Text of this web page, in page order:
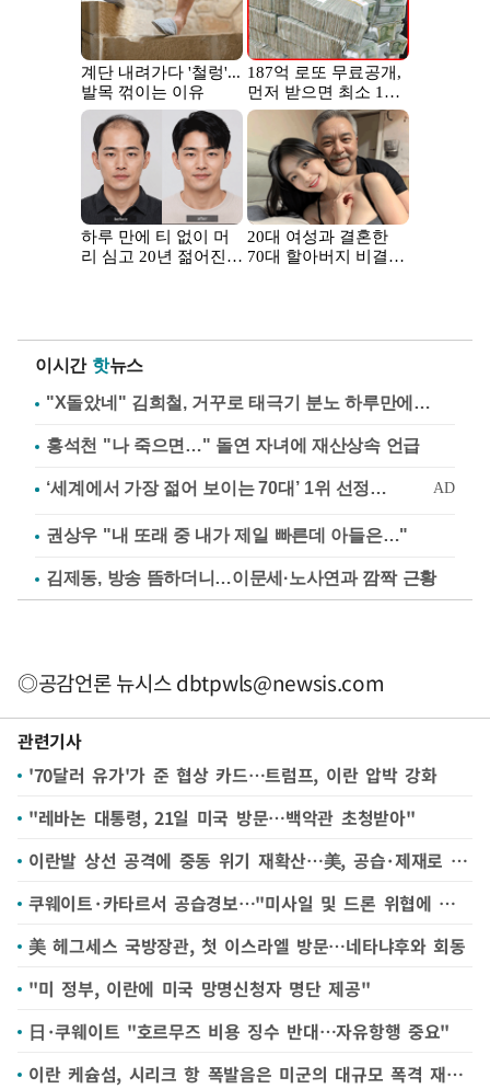
이시간 핫뉴스
"X돌았네" 김희철, 거꾸로 태극기 분노 하루만에…
홍석천 "나 죽으면…" 돌연 자녀에 재산상속 언급
권상우 "내 또래 중 내가 제일 빠른데 아들은…"
김제동, 방송 뜸하더니…이문세·노사연과 깜짝 근황
◎공감언론 뉴시스dbtpwls@newsis.com
관련기사
'70달러 유가'가 준 협상 카드…트럼프, 이란 압박 강화
"레바논 대통령, 21일 미국 방문…백악관 초청받아"
이란발 상선 공격에 중동 위기 재확산…美, 공습·제재로 맞대응(종합)
쿠웨이트·카타르서 공습경보…"미사일 및 드론 위협에 대응 중"
美 헤그세스 국방장관, 첫 이스라엘 방문…네타냐후와 회동
"미 정부, 이란에 미국 망명신청자 명단 제공"
日·쿠웨이트 "호르무즈 비용 징수 반대…자유항행 중요"
이란 케슘섬, 시리크 항 폭발음은 미군의 대규모 폭격 재개 탓--이란 TV